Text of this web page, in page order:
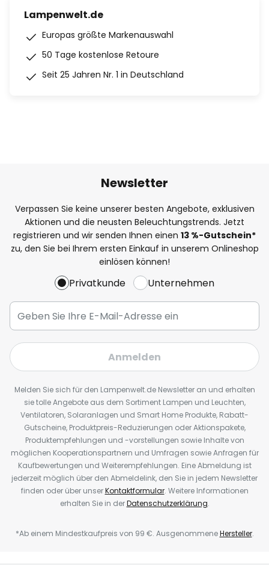
Lampenwelt.de
Europas größte Markenauswahl
50 Tage kostenlose Retoure
Seit 25 Jahren Nr. 1 in Deutschland
Newsletter
Verpassen Sie keine unserer besten Angebote, exklusiven
Aktionen und die neusten Beleuchtungstrends. Jetzt
registrieren und wir senden Ihnen einen 13 %-Gutschein*
zu, den Sie bei Ihrem ersten Einkauf in unserem Onlineshop
einlösen können!
Privatkunde Unternehmen
Anmelden
Melden Sie sich für den Lampenwelt.de Newsletter an und erhalten
sie tolle Angebote aus dem Sortiment Lampen und Leuchten,
Ventilatoren, Solaranlagen und Smart Home Produkte, Rabatt-
Gutscheine, Produktpreis-Reduzierungen oder Aktionspakete,
Produktempfehlungen und -vorstellungen sowie Inhalte von
möglichen Kooperationspartnern und Umfragen sowie Anfragen für
Kaufbewertungen und Weiterempfehlungen. Eine Abmeldung ist
jederzeit möglich über den Abmeldelink, den Sie in jedem Newsletter
finden oder über unserKontaktformular. Weitere Informationen
erhalten Sie in derDatenschutzerklärung.
*Ab einem Mindestkaufpreis von 99 €. AusgenommeneHersteller.